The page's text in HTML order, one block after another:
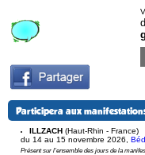
Participera aux
ILLZACH (Haut-Rhin - France)
du 14 au 15 novembre 2026
Présent sur l'ensemble des jours de la